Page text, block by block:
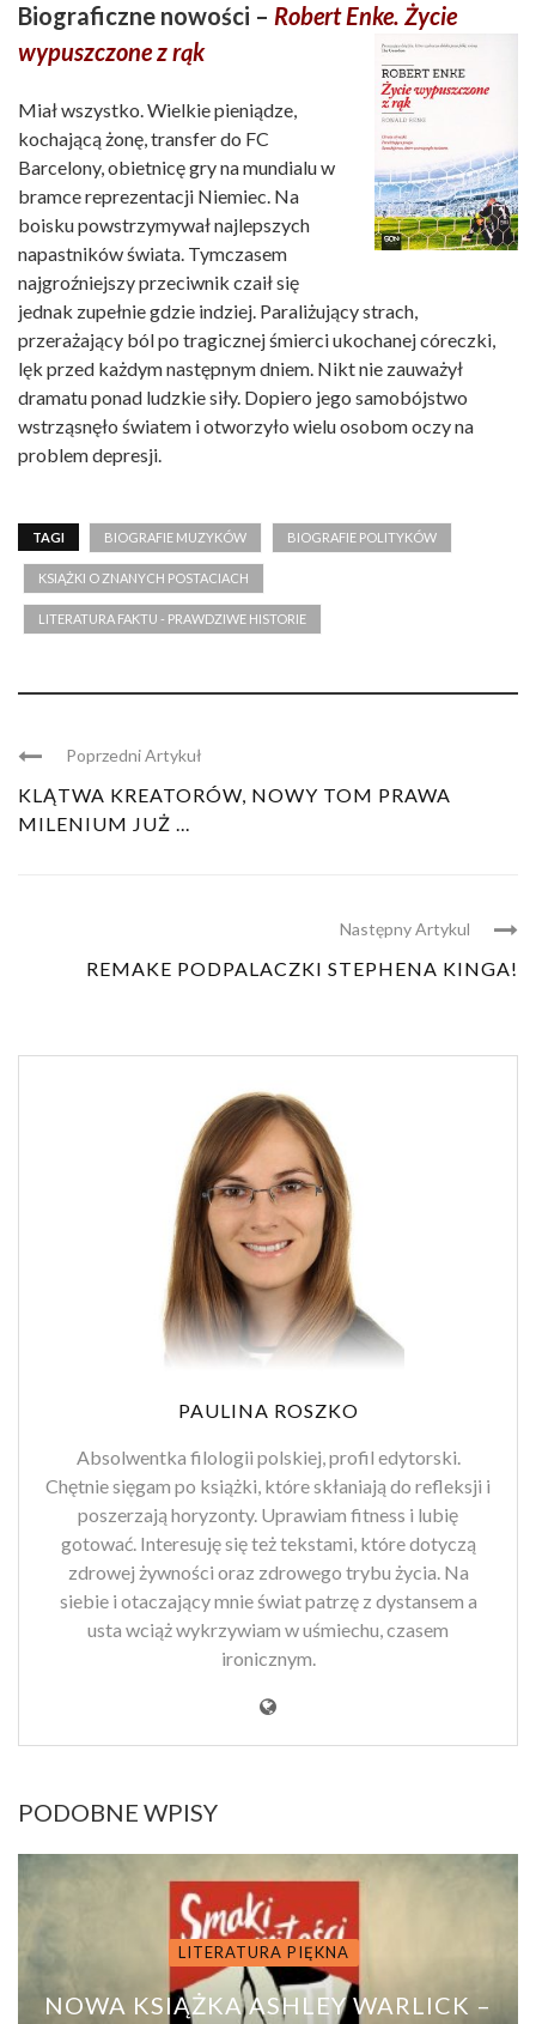
Biograficzne nowości – Robert Enke. Życie
wypuszczone z rąk
Miał wszystko. Wielkie pieniądze,
kochającą żonę, transfer do FC
Barcelony, obietnicę gry na mundialu w
bramce reprezentacji Niemiec. Na
boisku powstrzymywał najlepszych
napastników świata. Tymczasem
najgroźniejszy przeciwnik czaił się
jednak zupełnie gdzie indziej. Paraliżujący strach,
przerażający ból po tragicznej śmierci ukochanej córeczki,
lęk przed każdym następnym dniem. Nikt nie zauważył
dramatu ponad ludzkie siły. Dopiero jego samobójstwo
wstrząsnęło światem i otworzyło wielu osobom oczy na
problem depresji.
TAGI BIOGRAFIE MUZYKÓW BIOGRAFIE POLITYKÓW
KSIĄŻKI O ZNANYCH POSTACIACH
LITERATURA FAKTU - PRAWDZIWE HISTORIE
Poprzedni Artykuł
KLĄTWA KREATORÓW, NOWY TOM PRAWA
MILENIUM JUŻ ...
Następny Artykul
REMAKE PODPALACZKI STEPHENA KINGA!
PAULINA ROSZKO
Absolwentka filologii polskiej, profil edytorski.
Chętnie sięgam po książki, które skłaniają do refleksji i
poszerzają horyzonty. Uprawiam fitness i lubię
gotować. Interesuję się też tekstami, które dotyczą
zdrowej żywności oraz zdrowego trybu życia. Na
siebie i otaczający mnie świat patrzę z dystansem a
usta wciąż wykrzywiam w uśmiechu, czasem
ironicznym.
PODOBNE WPISY
LITERATURA PIĘKNA
NOWA KSIĄŻKA ASHLEY WARLICK –